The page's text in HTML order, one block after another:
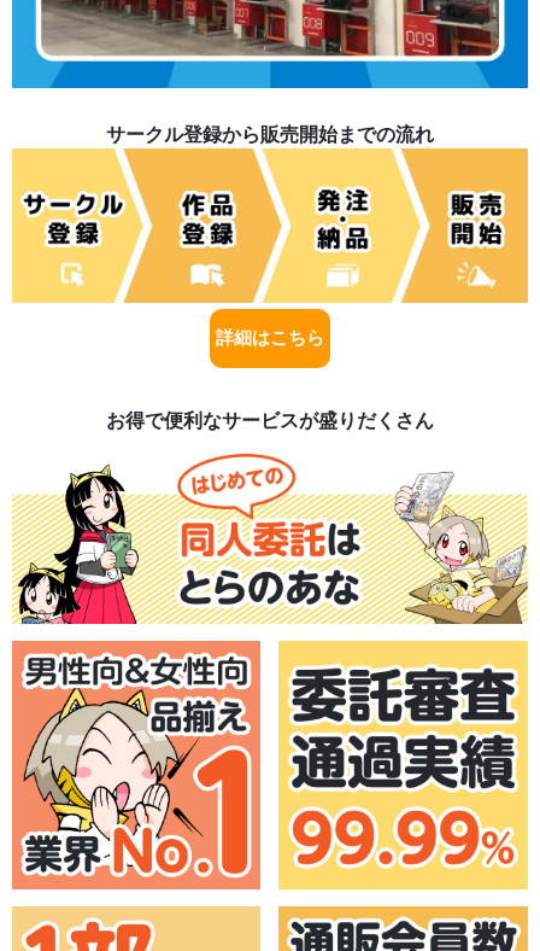
サークル登録から販売開始までの流れ
詳細はこちら
お得で便利なサービスが盛りだくさん